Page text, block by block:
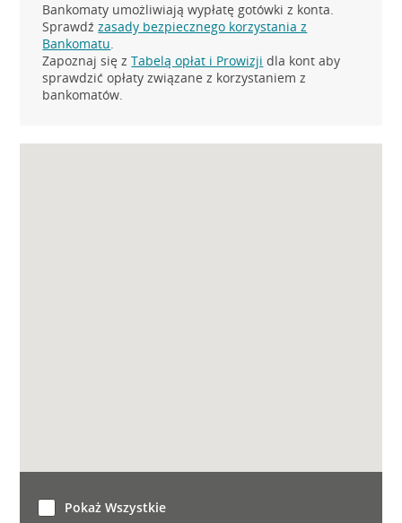
Bankomaty umożliwiają wypłatę gotówki z konta.
Sprawdźzasady bezpiecznego korzystania z
Bankomatu.
Zapoznaj się zTabelą opłat i Prowizji dla kont aby
sprawdzić opłaty związane z korzystaniem z
bankomatów.
Pokaż Wszystkie